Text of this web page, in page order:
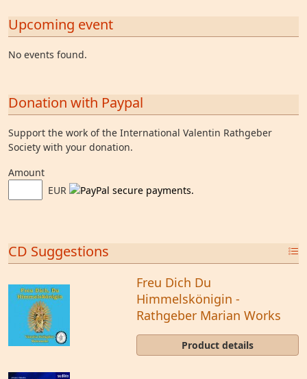
Upcoming event
No events found.
Donation with Paypal
Support the work of the International Valentin Rathgeber
Society with your donation.
Amount
EUR
CD Suggestions
Freu Dich Du
Himmelskönigin -
Rathgeber Marian Works
Product details